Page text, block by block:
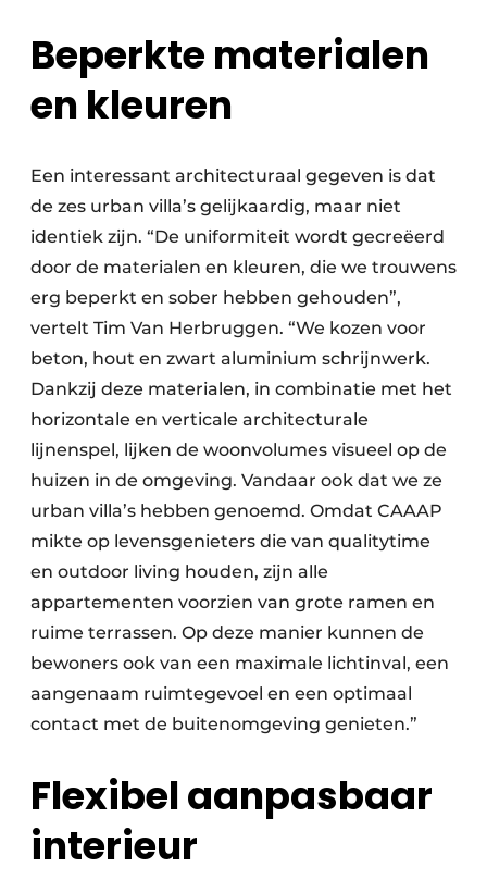
Beperkte materialen
en kleuren
Een interessant architecturaal gegeven is dat
de zes urban villa’s gelijkaardig, maar niet
identiek zijn. “De uniformiteit wordt gecreëerd
door de materialen en kleuren, die we trouwens
erg beperkt en sober hebben gehouden”,
vertelt Tim Van Herbruggen. “We kozen voor
beton, hout en zwart aluminium schrijnwerk.
Dankzij deze materialen, in combinatie met het
horizontale en verticale architecturale
lijnenspel, lijken de woonvolumes visueel op de
huizen in de omgeving. Vandaar ook dat we ze
urban villa’s hebben genoemd. Omdat CAAAP
mikte op levensgenieters die van qualitytime
en outdoor living houden, zijn alle
appartementen voorzien van grote ramen en
ruime terrassen. Op deze manier kunnen de
bewoners ook van een maximale lichtinval, een
aangenaam ruimtegevoel en een optimaal
contact met de buitenomgeving genieten.”
Flexibel aanpasbaar
interieur